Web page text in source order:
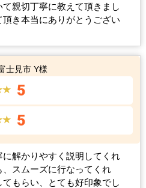
親切丁寧に教えて頂きまし
き本当にありがとうござい
士見市 Y様
5
5
解かりやすく説明してくれ
スムーズに行なってくれ
もらい、とても好印象でし